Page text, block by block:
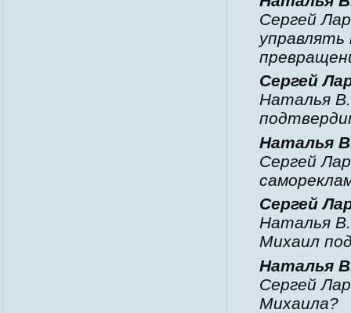
Сергей
управлять
Сергей
Наталья
Наталья
Сергей
Сергей
Наталья
Михаил
Наталья
Сергей
Михаила?